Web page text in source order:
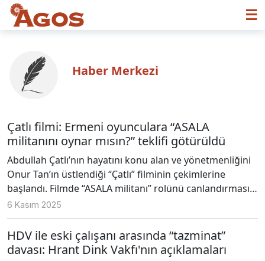
☰
Haber Merkezi
Çatlı filmi: Ermeni oyunculara “ASALA
militanını oynar mısın?” teklifi götürüldü
Abdullah Çatlı’nın hayatını konu alan ve yönetmenliğini
Onur Tan’ın üstlendiği “Çatlı” filminin çekimlerine
başlandı. Filmde “ASALA militanı” rolünü canlandırması
için Türkiyeli Ermeni oyunculara teklif gittiği ancak
oyuncuların teklifi reddettiği ortaya çıktı.
6 Kasım 2025
HDV ile eski çalışanı arasında “tazminat”
davası: Hrant Dink Vakfı'nın açıklamaları